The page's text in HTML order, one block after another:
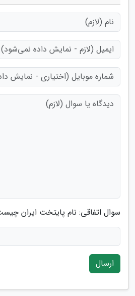
سوال اتفاقی: نام پایتخت ایران
ارسال